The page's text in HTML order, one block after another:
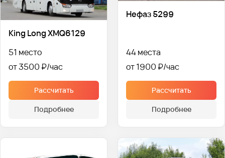
King Long XMQ6129
51 место
от 3500 ₽
Рассчитать
Подробнее
Нефаз 5299
44 места
от 1900 ₽
Рассчитать
Подробнее